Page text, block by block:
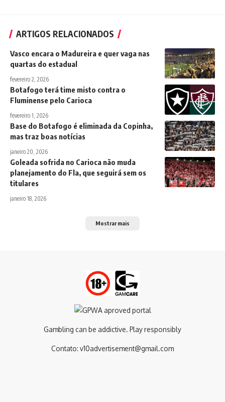
ARTIGOS RELACIONADOS
Vasco encara o Madureira e quer vaga nas
quartas do estadual
fevereiro 2, 2026
Botafogo terá time misto contra o
Fluminense pelo Carioca
fevereiro 1, 2026
Base do Botafogo é eliminada da Copinha,
mas traz boas notícias
janeiro 20, 2026
Goleada sofrida no Carioca não muda
planejamento do Fla, que seguirá sem os
titulares
janeiro 18, 2026
Mostrar mais
Gambling can be addictive. Play responsibly
Contato: v10advertisement@gmail.com